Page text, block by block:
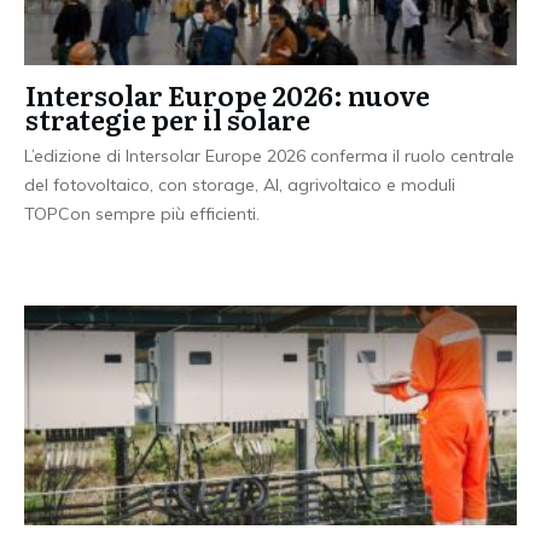
Intersolar Europe 2026: nuove
strategie per il solare
L’edizione di Intersolar Europe 2026 conferma il ruolo centrale
del fotovoltaico, con storage, AI, agrivoltaico e moduli
TOPCon sempre più efficienti.